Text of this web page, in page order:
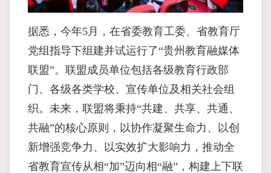
据悉，今年5月，在省委教育工委、省教育厅
党组指导下组建并试运行了“贵州教育融媒体
联盟”。联盟成员单位包括各级教育行政部
门、各级各类学校、宣传单位及相关社会组
织。未来，联盟将秉持“共建、共享、共通、
共融”的核心原则，以协作凝聚生命力、以创
新增强竞争力、以实效扩大影响力，推动全
省教育宣传从相“加”迈向相“融”，构建上下联